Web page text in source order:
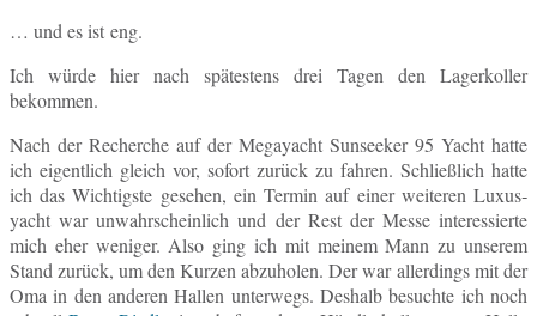
… und es ist eng.
Ich würde hier nach spä­tes­tens drei Tagen den La­ger­kol­ler
bekommen.
Nach der Re­cher­che auf der Me­ga­yacht Sun­see­ker 95 Yacht hatte
ich ei­gent­lich gleich vor, sofort zurück zu fahren. Schließ­lich hatte
ich das Wich­tigs­te ge­se­hen, ein Termin auf einer wei­te­ren Lu­xus­
yacht war un­wahr­schein­lich und der Rest der Messe in­ter­es­sier­te
mich eher we­ni­ger. Also ging ich mit meinem Mann zu un­se­rem
Stand zurück, um den Kurzen ab­zu­ho­len. Der war al­ler­dings mit der
Oma in den an­de­ren Hallen un­ter­wegs. Des­halb be­such­te ich noch